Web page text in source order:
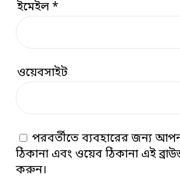
ইমেইল*
ওয়েবসাইট
পরবর্তীতে ব্যবহারের জন্য
ঠিকানা এবং ওয়েব ঠিকানা এই
করুন।